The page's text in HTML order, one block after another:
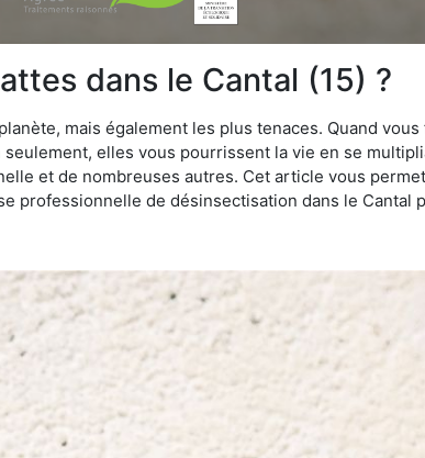
dans le Cantal (15) ?
mais également les plus tenaces. Quand
seulement, elles vous pourrissent la vie en se
et de nombreuses autres. Cet article vous
professionnelle de désinsectisation dans le Cantal